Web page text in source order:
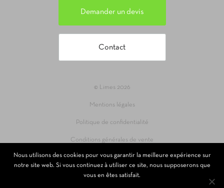
Demander un devis
Contact
© Limes 2026
Mentions légales
Politique de confidentialité
Conditions générales de vente
Site réalisé par 69pixl agence web à Lyon
Nous utilisons des cookies pour vous garantir la meilleure expérience sur
notre site web. Si vous continuez à utiliser ce site, nous supposerons que
vous en êtes satisfait.